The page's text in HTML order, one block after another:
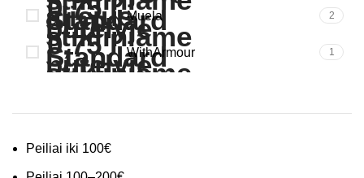
Muela 2
WithArmour 1
Peiliai iki 100€